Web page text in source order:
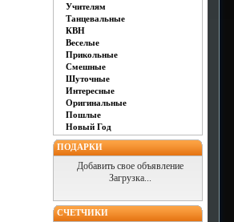
Учителям
Танцевальные
КВН
Веселые
Прикольные
Смешные
Шуточные
Интересные
Оригинальные
Пошлые
Новый Год
ПОДАРКИ
Добавить свое объявление
Загрузка...
СЧЕТЧИКИ